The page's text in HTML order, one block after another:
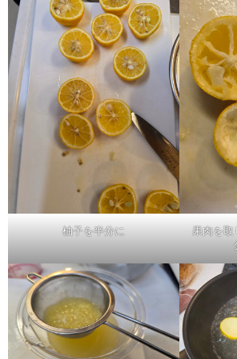
柚子を半分に
果肉を取